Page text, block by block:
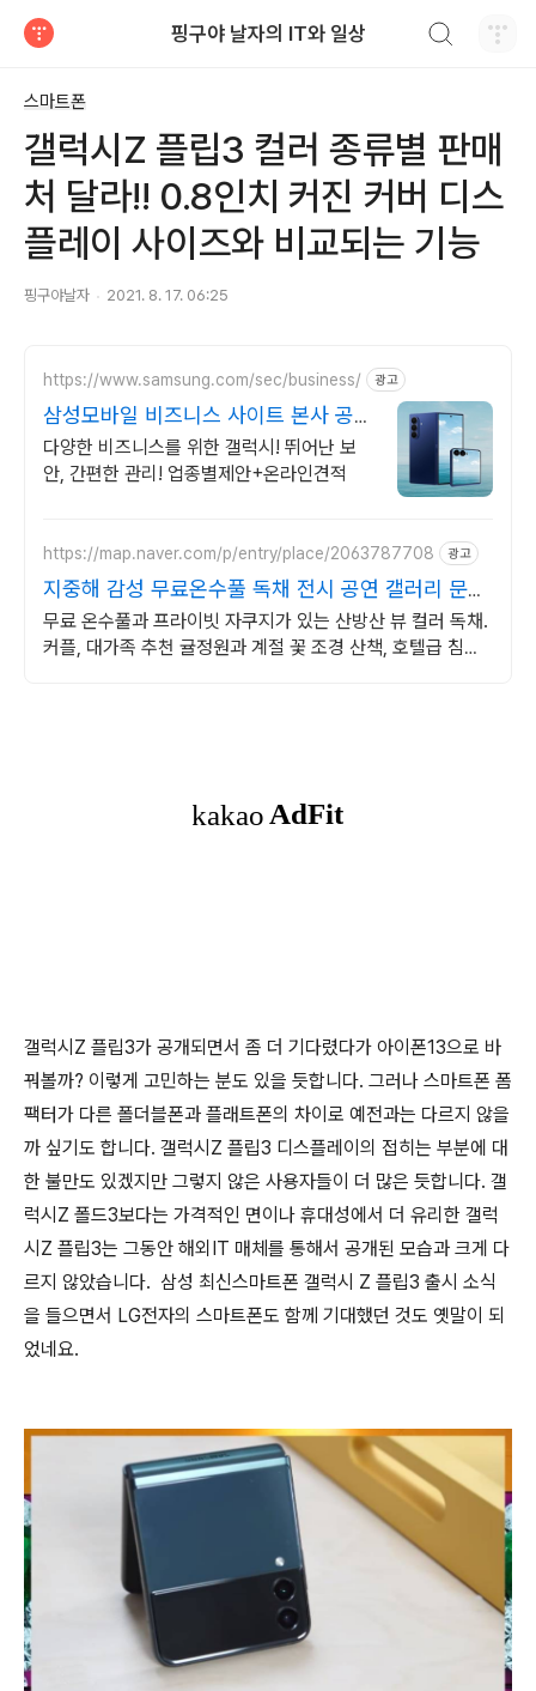
핑구야 날자의 IT와 일상
스마트폰
갤럭시Z 플립3 컬러 종류별 판매
처 달라!! 0.8인치 커진 커버 디스
플레이 사이즈와 비교되는 기능
핑구야날자 2021. 8. 17. 06:25
https://www.samsung.com/sec/business/ 광고
삼성모바일 비즈니스 사이트 본사 공식
운영 견적문의
다양한 비즈니스를 위한 갤럭시! 뛰어난 보
안, 간편한 관리! 업종별제안+온라인견적
https://map.naver.com/p/entry/place/2063787708 광고
지중해 감성 무료온수풀 독채 전시 공연 갤러리 문화
공간
무료 온수풀과 프라이빗 자쿠지가 있는 산방산 뷰 컬러 독채.
커플, 대가족 추천 귤정원과 계절 꽃 조경 산책, 호텔급 침구
갤럭시Z 플립3가 공개되면서 좀 더 기다렸다가 아이폰13으로 바
꿔볼까? 이렇게 고민하는 분도 있을 듯합니다. 그러나 스마트폰 폼
팩터가 다른 폴더블폰과 플래트폰의 차이로 예전과는 다르지 않을
까 싶기도 합니다. 갤럭시Z 플립3 디스플레이의 접히는 부분에 대
한 불만도 있겠지만 그렇지 않은 사용자들이 더 많은 듯합니다. 갤
럭시Z 폴드3보다는 가격적인 면이나 휴대성에서 더 유리한 갤럭
시Z 플립3는 그동안 해외IT 매체를 통해서 공개된 모습과 크게 다
르지 않았습니다. 삼성 최신스마트폰 갤럭시 Z 플립3 출시 소식
을 들으면서 LG전자의 스마트폰도 함께 기대했던 것도 옛말이 되
었네요.